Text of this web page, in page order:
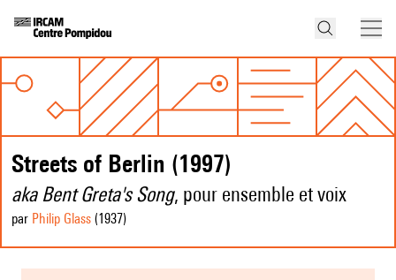
Streets of Berlin (1997)
aka Bent Greta's Song, pour ensemble et voix
par Philip Glass (1937)